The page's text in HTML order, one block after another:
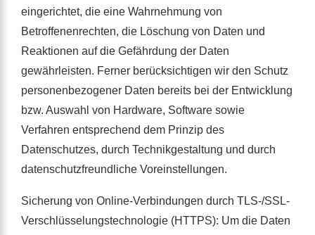
eingerichtet, die eine Wahrnehmung von
Betroffenenrechten, die Löschung von Daten und
Reaktionen auf die Gefährdung der Daten
gewährleisten. Ferner berücksichtigen wir den Schutz
personenbezogener Daten bereits bei der Entwicklung
bzw. Auswahl von Hardware, Software sowie
Verfahren entsprechend dem Prinzip des
Datenschutzes, durch Technikgestaltung und durch
datenschutzfreundliche Voreinstellungen.
Sicherung von Online-Verbindungen durch TLS-/SSL-
Verschlüsselungstechnologie (HTTPS): Um die Daten